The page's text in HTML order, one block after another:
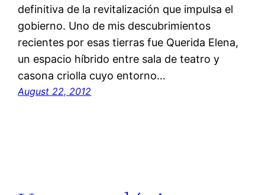
definitiva de la revitalización que impulsa el
gobierno. Uno de mis descubrimientos
recientes por esas tierras fue Querida Elena,
un espacio híbrido entre sala de teatro y
casona criolla cuyo entorno…
August 22, 2012